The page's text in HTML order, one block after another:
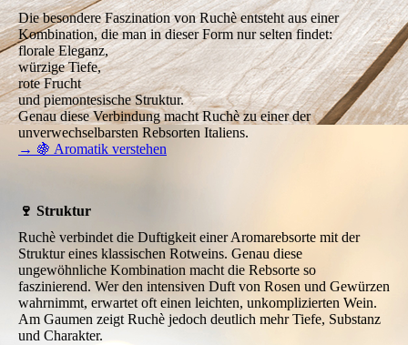
Die besondere Faszination von Ruchè entsteht aus einer
Kombination, die man in dieser Form nur selten findet:
florale Eleganz,
würzige Tiefe,
rote Frucht
und piemontesische Struktur.
Genau diese Verbindung macht Ruchè zu einer der
unverwechselbarsten Rebsorten Italiens.
→ 🍇 Aromatik verstehen
🍷 Struktur
Ruchè verbindet die Duftigkeit einer Aromarebsorte mit der
Struktur eines klassischen Rotweins. Genau diese
ungewöhnliche Kombination macht die Rebsorte so
faszinierend. Wer den intensiven Duft von Rosen und Gewürzen
wahrnimmt, erwartet oft einen leichten, unkomplizierten Wein.
Am Gaumen zeigt Ruchè jedoch deutlich mehr Tiefe, Substanz
und Charakter.